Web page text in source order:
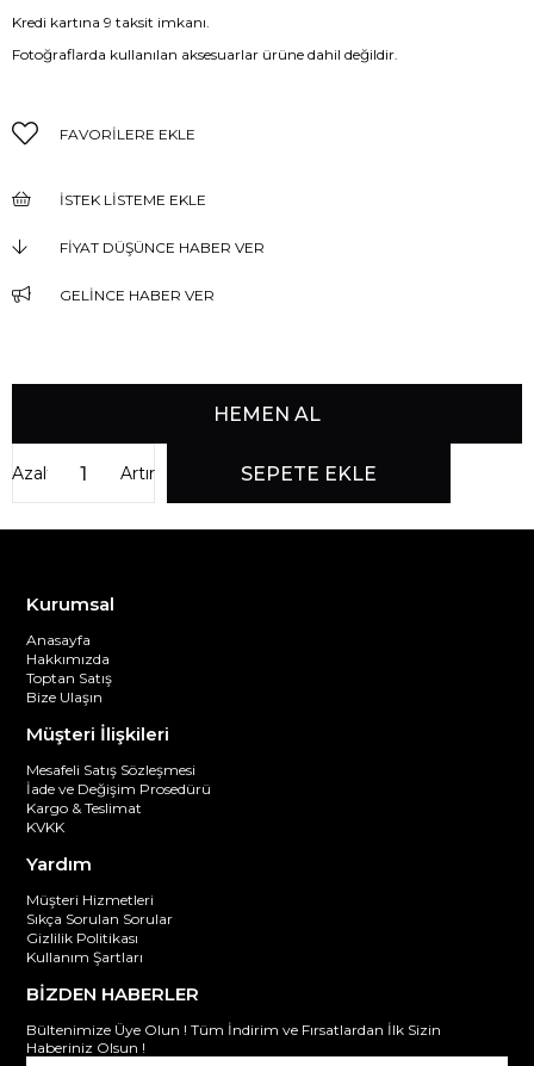
Kredi kartına 9 taksit imkanı.
Fotoğraflarda kullanılan aksesuarlar ürüne dahil değildir.
FAVORILERE EKLE
İSTEK LISTEME EKLE
FIYAT DÜŞÜNCE HABER VER
GELINCE HABER VER
Artır
Azalt
Kurumsal
Anasayfa
Hakkımızda
Toptan Satış
Bize Ulaşın
Müşteri İlişkileri
Mesafeli Satış Sözleşmesi
İade ve Değişim Prosedürü
Kargo & Teslimat
KVKK
Yardım
Müşteri Hizmetleri
Sıkça Sorulan Sorular
Gizlilik Politikası
Kullanım Şartları
BİZDEN HABERLER
Bültenimize Üye Olun ! Tüm İndirim ve Fırsatlardan İlk Sizin
Haberiniz Olsun !